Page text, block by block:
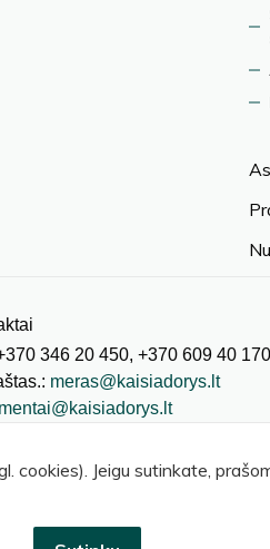
346 20 450, +370 609 40 170
meras@kaisiadorys.lt
Kaišiadorių rajono savivaldybė
cookies). Jeigu sutinkate,